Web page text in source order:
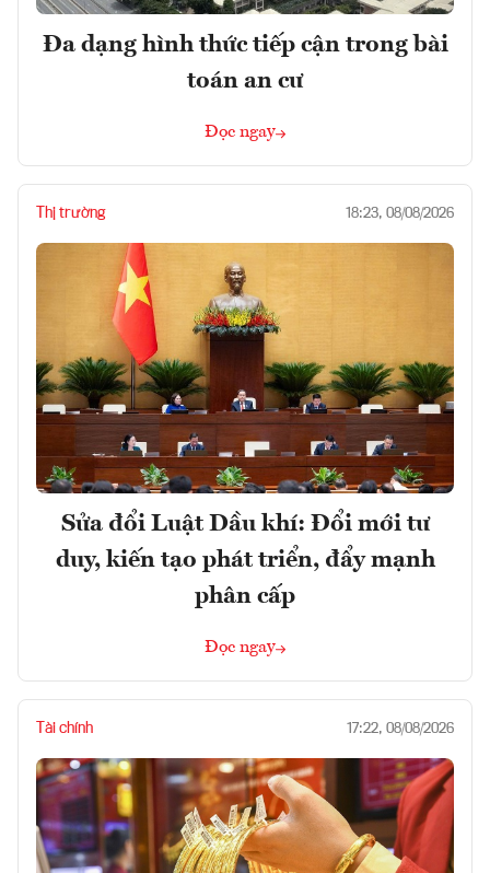
Đa dạng hình thức tiếp cận trong bài
toán an cư
Đọc ngay
Thị trường 18:23, 08/08/2026
Sửa đổi Luật Dầu khí: Đổi mới tư
duy, kiến tạo phát triển, đẩy mạnh
phân cấp
Đọc ngay
Tài chính 17:22, 08/08/2026